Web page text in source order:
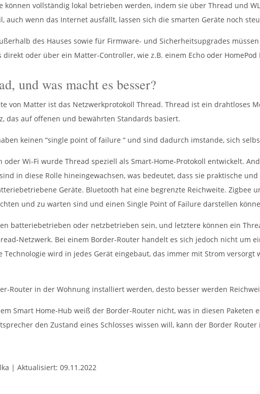
können vollständig lokal betrieben werden, indem sie über Thread und
auch wenn das Internet ausfällt, lassen sich die smarten Geräte noch
des Hauses sowie für Firmware- und Sicherheitsupgrades
direkt oder über ein Matter-Controller, wie z.B. einem Echo oder
und was macht es besser?
von Matter ist das Netzwerkprotokoll Thread. Thread ist ein drahtloses
das auf offenen und bewährten Standards basiert.
keinen “single point of failure “ und sind dadurch imstande, sich
oder Wi-Fi wurde Thread speziell als Smart-Home-Protokoll entwickelt.
in diese Rolle hineingewachsen, was bedeutet, dass sie praktische
Geräte. Bluetooth hat eine begrenzte Reichweite. Zigbee
und zu warten sind und einen Single Point of Failure darstellen
batteriebetrieben oder netzbetrieben sein, und letztere können ein
Netzwerk. Bei einem Border-Router handelt es sich jedoch nicht um
Technologie wird in jedes Gerät eingebaut, das immer mit Strom
Router in der Wohnung installiert werden, desto besser werden
Smart Home-Hub weiß der Border-Router nicht, was in diesen
den Zustand eines Schlosses wissen will, kann der Border
| Aktualisiert: 09.11.2022